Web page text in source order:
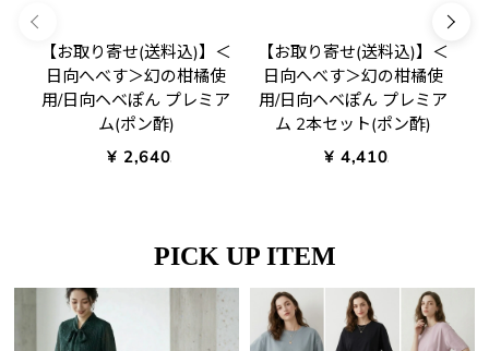
【お取り寄せ(送料込)】＜
日向へべす＞幻の柑橘使
用/日向ヘベぽん プレミア
ム(ポン酢)
¥ 2,640.00
【お取り寄せ(送料込)】＜
日向へべす＞幻の柑橘使
用/日向ヘベぽん プレミア
ム 2本セット(ポン酢)
¥ 4,410.00
PICK UP ITEM